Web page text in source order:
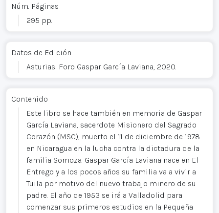
Núm. Páginas
295 pp.
Datos de Edición
Asturias: Foro Gaspar García Laviana, 2020.
Contenido
Este libro se hace también en memoria de Gaspar
García Laviana, sacerdote Misionero del Sagrado
Corazón (MSC), muerto el 11 de diciembre de 1978
en Nicaragua en la lucha contra la dictadura de la
familia Somoza. Gaspar García Laviana nace en El
Entrego y a los pocos años su familia va a vivir a
Tuila por motivo del nuevo trabajo minero de su
padre. El año de 1953 se irá a Valladolid para
comenzar sus primeros estudios en la Pequeña